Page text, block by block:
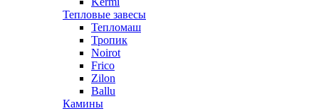
Тепловые завесы
Тепломаш
Тропик
Noirot
Frico
Zilon
Ballu
Камины